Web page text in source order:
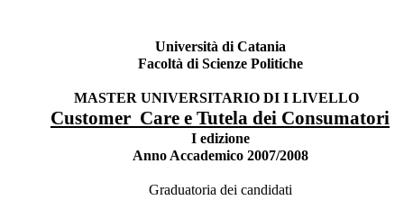
Università di Catania
Facoltà di Scienze Politiche
MASTER UNIVERSITARIO DI I LIVELLO
Customer Care e Tutela dei Consumatori
I edizione
Anno Accademico 2007/2008
Graduatoria dei candidati